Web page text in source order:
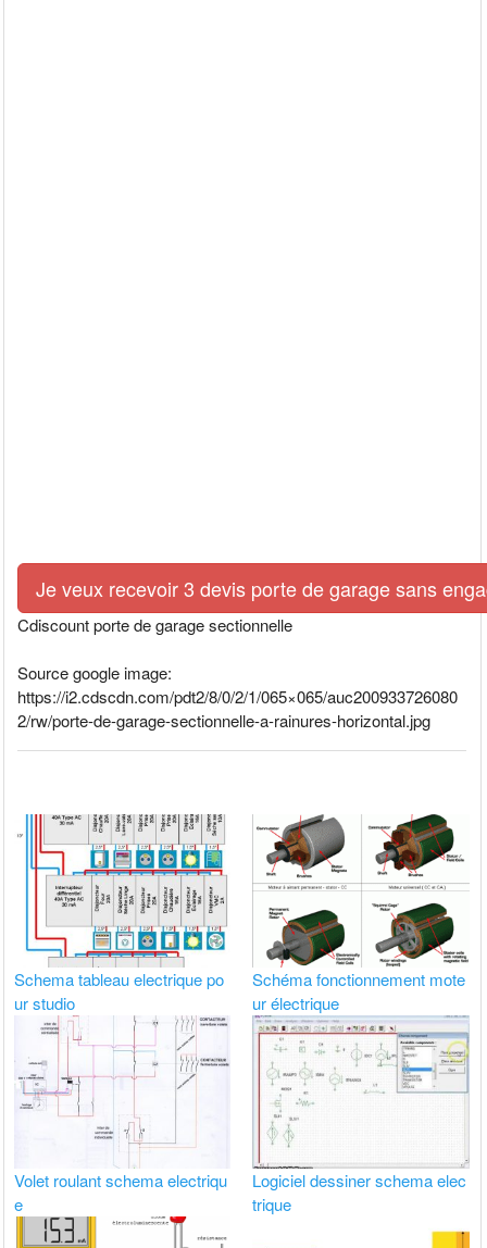
Je veux recevoir 3 devis porte de garage sans
Cdiscount porte de garage sectionnelle
Source google image:
https://i2.cdscdn.com/pdt2/8/0/2/1/065×065/auc200933726080
2/rw/porte-de-garage-sectionnelle-a-rainures-horizontal.jpg
Schema tableau electrique po
ur studio
Schéma fonctionnement mote
ur électrique
Volet roulant schema electriqu
e
Logiciel dessiner schema elec
trique